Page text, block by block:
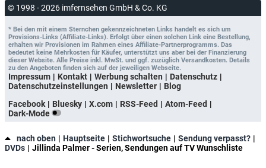
© 1998 - 2026 imfernsehen GmbH & Co. KG
* Bei den mit einem Sternchen gekennzeichneten Links handelt es sich um
Provisions-Links (Affiliate-Links). Erfolgt über einen solchen Link eine Bestellung,
erhalten wir Provisionen im Rahmen eines Affiliate-Partnerprogramms. Das
bedeutet keine Mehrkosten für Käufer, unterstützt uns aber bei der Finanzierung
dieser Website. Alle Preise inkl. MwSt. und ggf. zuzüglich Versandkosten. Details
zu den Angeboten finden sich auf der jeweiligen Webseite.
Impressum Kontakt Werbung schalten
Datenschutz
Datenschutzeinstellungen
Newsletter
Blog
Facebook
Bluesky X.com RSS-Feed
Atom-Feed
Dark-Mode
nach oben Hauptseite Stichwortsuche
Sendung verpasst?
DVDs
Jillinda Palmer - Serien, Sendungen auf TV Wunschliste